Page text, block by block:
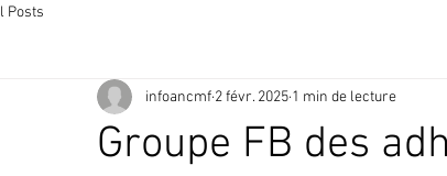
Posts
Groupe FB des
infoancmf 2 févr. 2025 1 min de lecture